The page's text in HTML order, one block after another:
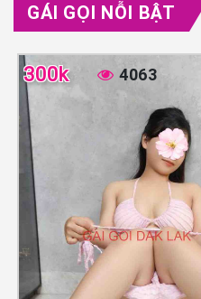
GÁI GỌI NỖI BẬT
300k 4063